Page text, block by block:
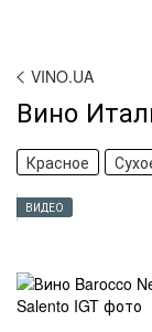
VINO.UA
Вино
Красное
ВИДЕО